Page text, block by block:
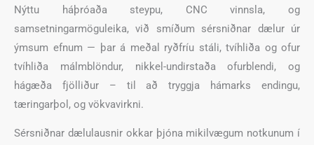
Nýttu háþróaða steypu, CNC vinnsla, og
samsetningarmöguleika, við smíðum sérsniðnar dælur úr
ýmsum efnum — þar á meðal ryðfríu stáli, tvíhliða og ofur
tvíhliða málmblöndur, nikkel-undirstaða ofurblendi, og
hágæða fjölliður – til að tryggja hámarks endingu,
tæringarþol, og vökvavirkni.
Sérsniðnar dælulausnir okkar þjóna mikilvægum notkunum í